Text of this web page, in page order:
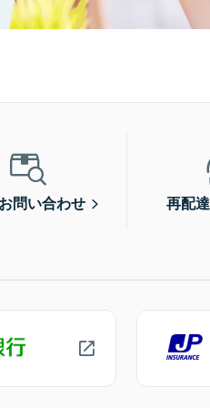
問い合わせ 再配